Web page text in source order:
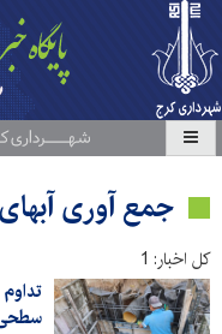
جمع آوری
کل اخبار: 1
سطحی